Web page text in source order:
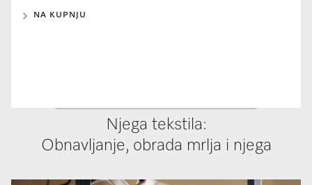
NA KUPNJU
Njega tekstila:
Obnavljanje, obrada mrlja i njega